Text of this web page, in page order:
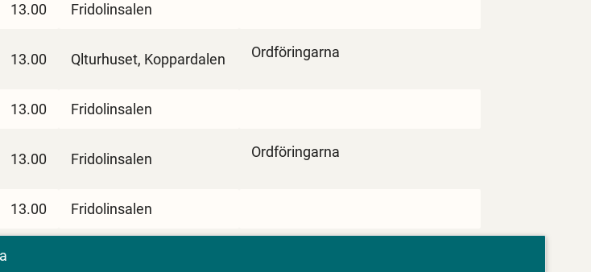
13.00 Fridolinsalen
13.00 Qlturhuset, Koppardalen Ordföringarna
13.00 Fridolinsalen
13.00 Fridolinsalen Ordföringarna
13.00 Fridolinsalen